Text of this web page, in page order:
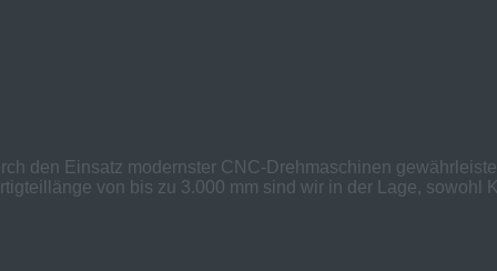
den Einsatz modernster CNC-Drehmaschinen
von bis zu 3.000 mm sind wir in der Lage, sowohl